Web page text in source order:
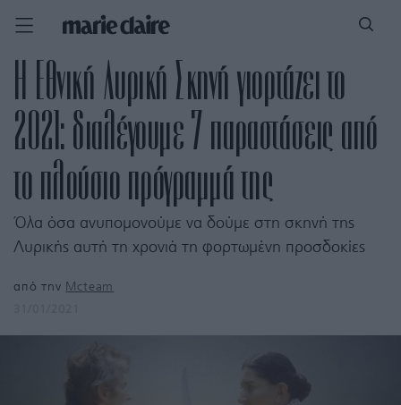
Η Εθνική Λυρική Σκηνή γιορτάζει το
2021: διαλέγουμε 7 παραστάσεις από
το πλούσιο πρόγραμμά της
Όλα όσα ανυπομονούμε να δούμε στη σκηνή της
Λυρικής αυτή τη χρονιά τη φορτωμένη προσδοκίες
από την Mcteam